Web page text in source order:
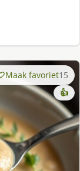
Maak favoriet15
👍